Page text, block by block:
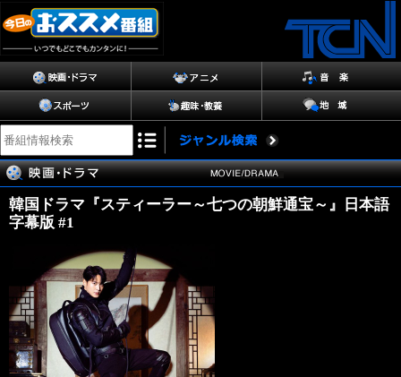
韓国ドラマ『スティーラー～七つの朝鮮通宝～』日本語
字幕版 #1